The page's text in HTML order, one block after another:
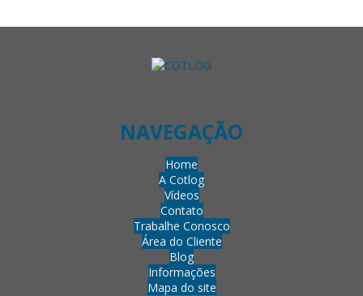
NAVEGAÇÃO
Home
A Cotlog
Vídeos
Contato
Trabalhe Conosco
Área do Cliente
Blog
Informações
Mapa do site